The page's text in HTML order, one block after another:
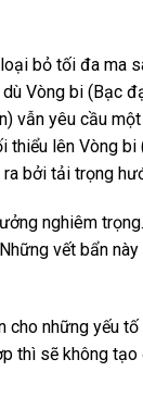
bỏ tối đa ma
Vòng bi (Bạc
vẫn yêu cầu
lên Vòng
bởi tải trọng
nghiêm
vết bẩn
những yếu
thì sẽ không